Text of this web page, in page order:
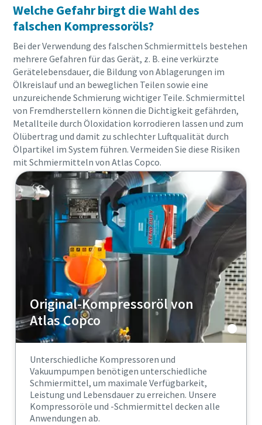
Erfahren Sie mehr
Welche Gefahr birgt die Wahl des
falschen Kompressoröls?
Bei der Verwendung des falschen Schmiermittels bestehen
mehrere Gefahren für das Gerät, z. B. eine verkürzte
Gerätelebensdauer, die Bildung von Ablagerungen im
Ölkreislauf und an beweglichen Teilen sowie eine
unzureichende Schmierung wichtiger Teile. Schmiermittel
von Fremdherstellern können die Dichtigkeit gefährden,
Metallteile durch Öloxidation korrodieren lassen und zum
Ölübertrag und damit zu schlechter Luftqualität durch
Ölpartikel im System führen. Vermeiden Sie diese Risiken
mit Schmiermitteln von Atlas Copco.
Unterschiedliche Kompressoren und
Vakuumpumpen benötigen unterschiedliche
Schmiermittel, um maximale Verfügbarkeit,
Leistung und Lebensdauer zu erreichen. Unsere
Kompressoröle und -Schmiermittel decken alle
Anwendungen ab.
Original-Kompressoröl von
Atlas Copco
auf mich zukommen lässt.
Mir ist bekannt, dass ich
meine Zustimmung
gegenüber Atlas Copco
jederzeit widerrufen kann.
Absenden
Anti-Roboter-Verifizierung
Hier klicken